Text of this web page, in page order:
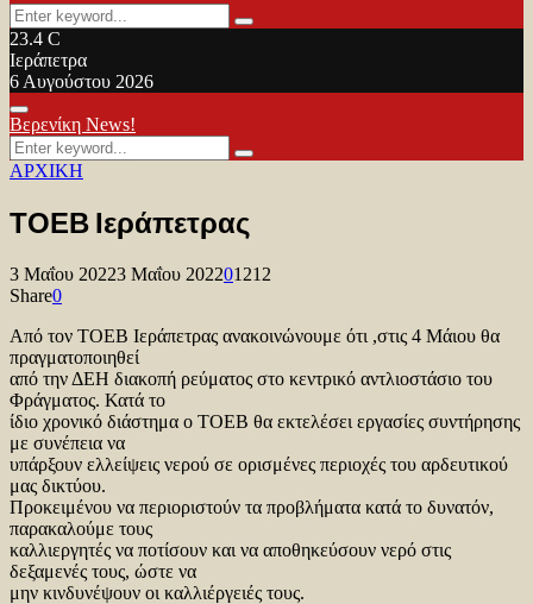
Search
for:
Search
23.4 C
Ιεράπετρα
6 Αυγούστου 2026
Facebook
Twitter
Youtube
Primary
Menu
Βερενίκη News!
Search
for:
Search
ΑΡΧΙΚΗ
ΤΟΕΒ Ιεράπετρας
3 Μαΐου 20223 Μαΐου 202201212
Share0
Από τον ΤΟΕΒ Ιεράπετρας ανακοινώνουμε ότι ,στις 4 Μάιου θα
πραγματοποιηθεί
από την ΔΕΗ διακοπή ρεύματος στο κεντρικό αντλιοστάσιο του
Φράγματος. Κατά το
ίδιο χρονικό διάστημα ο ΤΟΕΒ θα εκτελέσει εργασίες συντήρησης
με συνέπεια να
υπάρξουν ελλείψεις νερού σε ορισμένες περιοχές του αρδευτικού
μας δικτύου.
Προκειμένου να περιοριστούν τα προβλήματα κατά το δυνατόν,
παρακαλούμε τους
καλλιεργητές να ποτίσουν και να αποθηκεύσουν νερό στις
δεξαμενές τους, ώστε να
μην κινδυνέψουν οι καλλιέργειές τους.